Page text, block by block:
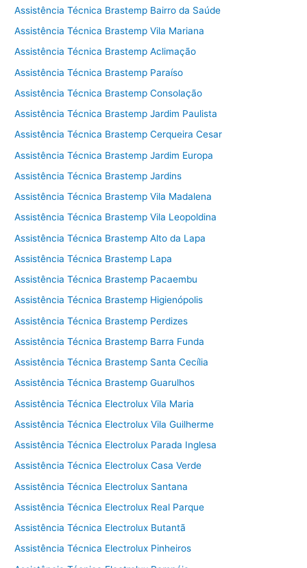
Assistência Técnica Brastemp Bairro da Saúde
Assistência Técnica Brastemp Vila Mariana
Assistência Técnica Brastemp Aclimação
Assistência Técnica Brastemp Paraíso
Assistência Técnica Brastemp Consolação
Assistência Técnica Brastemp Jardim Paulista
Assistência Técnica Brastemp Cerqueira Cesar
Assistência Técnica Brastemp Jardim Europa
Assistência Técnica Brastemp Jardins
Assistência Técnica Brastemp Vila Madalena
Assistência Técnica Brastemp Vila Leopoldina
Assistência Técnica Brastemp Alto da Lapa
Assistência Técnica Brastemp Lapa
Assistência Técnica Brastemp Pacaembu
Assistência Técnica Brastemp Higienópolis
Assistência Técnica Brastemp Perdizes
Assistência Técnica Brastemp Barra Funda
Assistência Técnica Brastemp Santa Cecília
Assistência Técnica Brastemp Guarulhos
Assistência Técnica Electrolux Vila Maria
Assistência Técnica Electrolux Vila Guilherme
Assistência Técnica Electrolux Parada Inglesa
Assistência Técnica Electrolux Casa Verde
Assistência Técnica Electrolux Santana
Assistência Técnica Electrolux Real Parque
Assistência Técnica Electrolux Butantã
Assistência Técnica Electrolux Pinheiros